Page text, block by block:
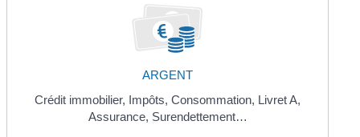
ARGENT
Crédit immobilier, Impôts, Consommation, Livret A,
Assurance, Surendettement…